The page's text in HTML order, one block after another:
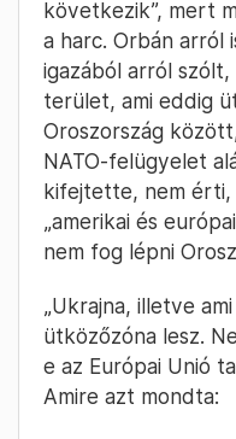
Molnár Réka
Orbán:
ellenében
Európai Unió
Ukrajnáról is
következik”, mert
a harc. Orbán arról
igazából arról
terület, ami eddig